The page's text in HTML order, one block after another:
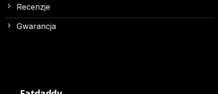
Recenzje
Gwarancja